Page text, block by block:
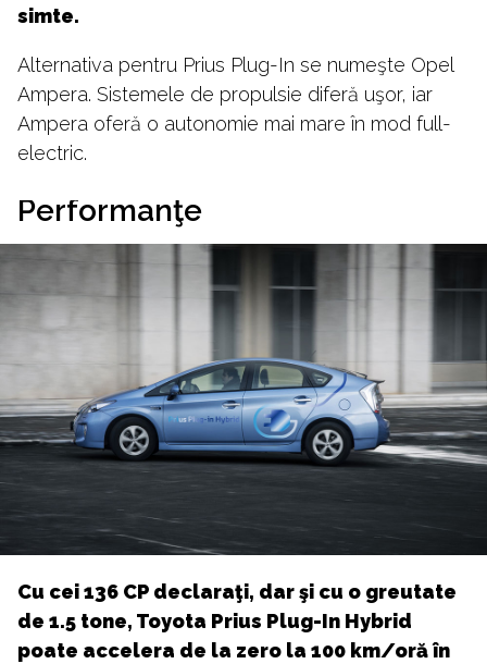
simte.
Alternativa pentru Prius Plug-In se numeşte Opel
Ampera. Sistemele de propulsie diferă uşor, iar
Ampera oferă o autonomie mai mare în mod full-
electric.
Performanţe
Cu cei 136 CP declaraţi, dar şi cu o greutate
de 1.5 tone, Toyota Prius Plug-In Hybrid
poate accelera de la zero la 100 km/oră în